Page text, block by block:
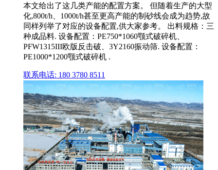
本文给出了这几类产能的配置方案。 但随着生产的大型
化,800t/h、1000t/h甚至更高产能的制砂线会成为趋势,故
同样列举了对应的设备配置,供大家参考。 出料规格：三
种成品料. 设备配置：PE750*1060颚式破碎机、
PFW1315III欧版反击破、3Y2160振动筛. 设备配置：
PE1000*1200颚式破碎机 .
联系电话: 180 3780 8511